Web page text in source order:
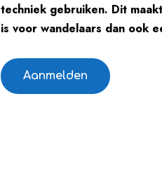
techniek gebruiken. Dit
is voor wandelaars dan ook
Aanmelden